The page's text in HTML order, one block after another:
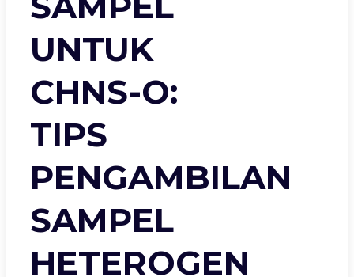
UNTUK
CHNS-O:
TIPS
PENGAMBILAN
SAMPEL
HETEROGEN